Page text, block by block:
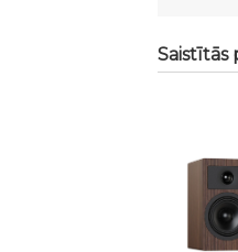
Saistītās